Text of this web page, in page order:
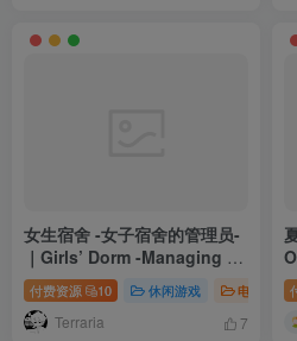
女生宿舍 -女子宿舍的管理员-
｜Girls’ Dorm -Managing an
all-girls’ dormitory-｜官方中
文｜7.43G｜免安装
付费资源 10 休闲游戏 电脑游戏
Terraria 7